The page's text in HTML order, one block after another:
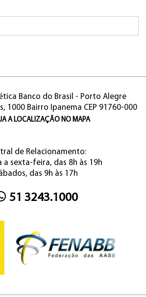
Banco do Brasil - Porto Alegre
1000 Bairro Ipanema CEP 91760-000
A LOCALIZAÇÃO NO MAPA
de Relacionamento:
a sexta-feira, das 8h às 19h
das 9h às 17h
51 3243.1000